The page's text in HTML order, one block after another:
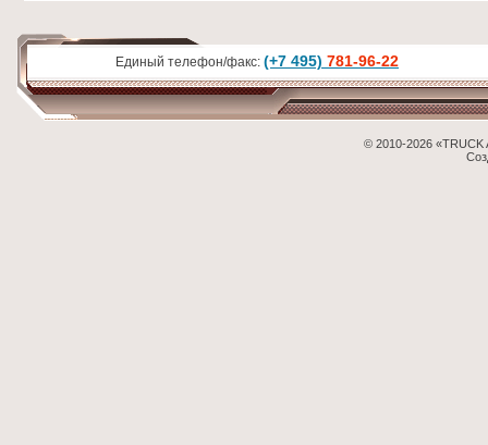
Единый телефон/факс: (+7 495) 781-96-22
© 2010-2026